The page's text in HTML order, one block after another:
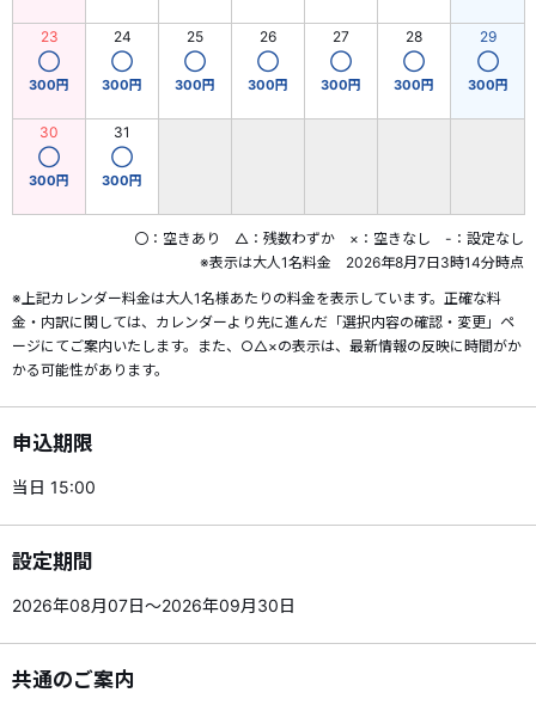
23
◯
300円
24
◯
300円
25
◯
300円
26
◯
300円
27
◯
300円
28
◯
300円
29
◯
300円
30
◯
300円
31
◯
300円
〇：空きあり △：残数わずか ×：空きなし -：設定なし
※表示は大人1名料金 2026年8月7日3時14分時点
※上記カレンダー料金は大人1名様あたりの料金を表示しています。正確な料
金・内訳に関しては、カレンダーより先に進んだ「選択内容の確認・変更」ペ
ージにてご案内いたします。また、○△×の表示は、最新情報の反映に時間がか
かる可能性があります。
申込期限
当日 15:00
設定期間
2026年08月07日～2026年09月30日
共通のご案内